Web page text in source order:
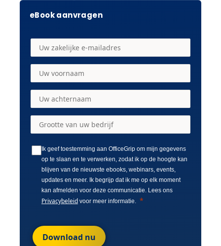
eBook aanvragen
Ik geef toestemming aan OfficeGrip om mijn gegevens
op te slaan en te verwerken, zodat ik op de hoogte kan
blijven van de nieuwste ebooks, webinars, events,
updates en meer. Ik begrijp dat ik me op elk moment
kan afmelden voor deze communicatie. Lees ons
Privacybeleid voor meer informatie.
Download nu